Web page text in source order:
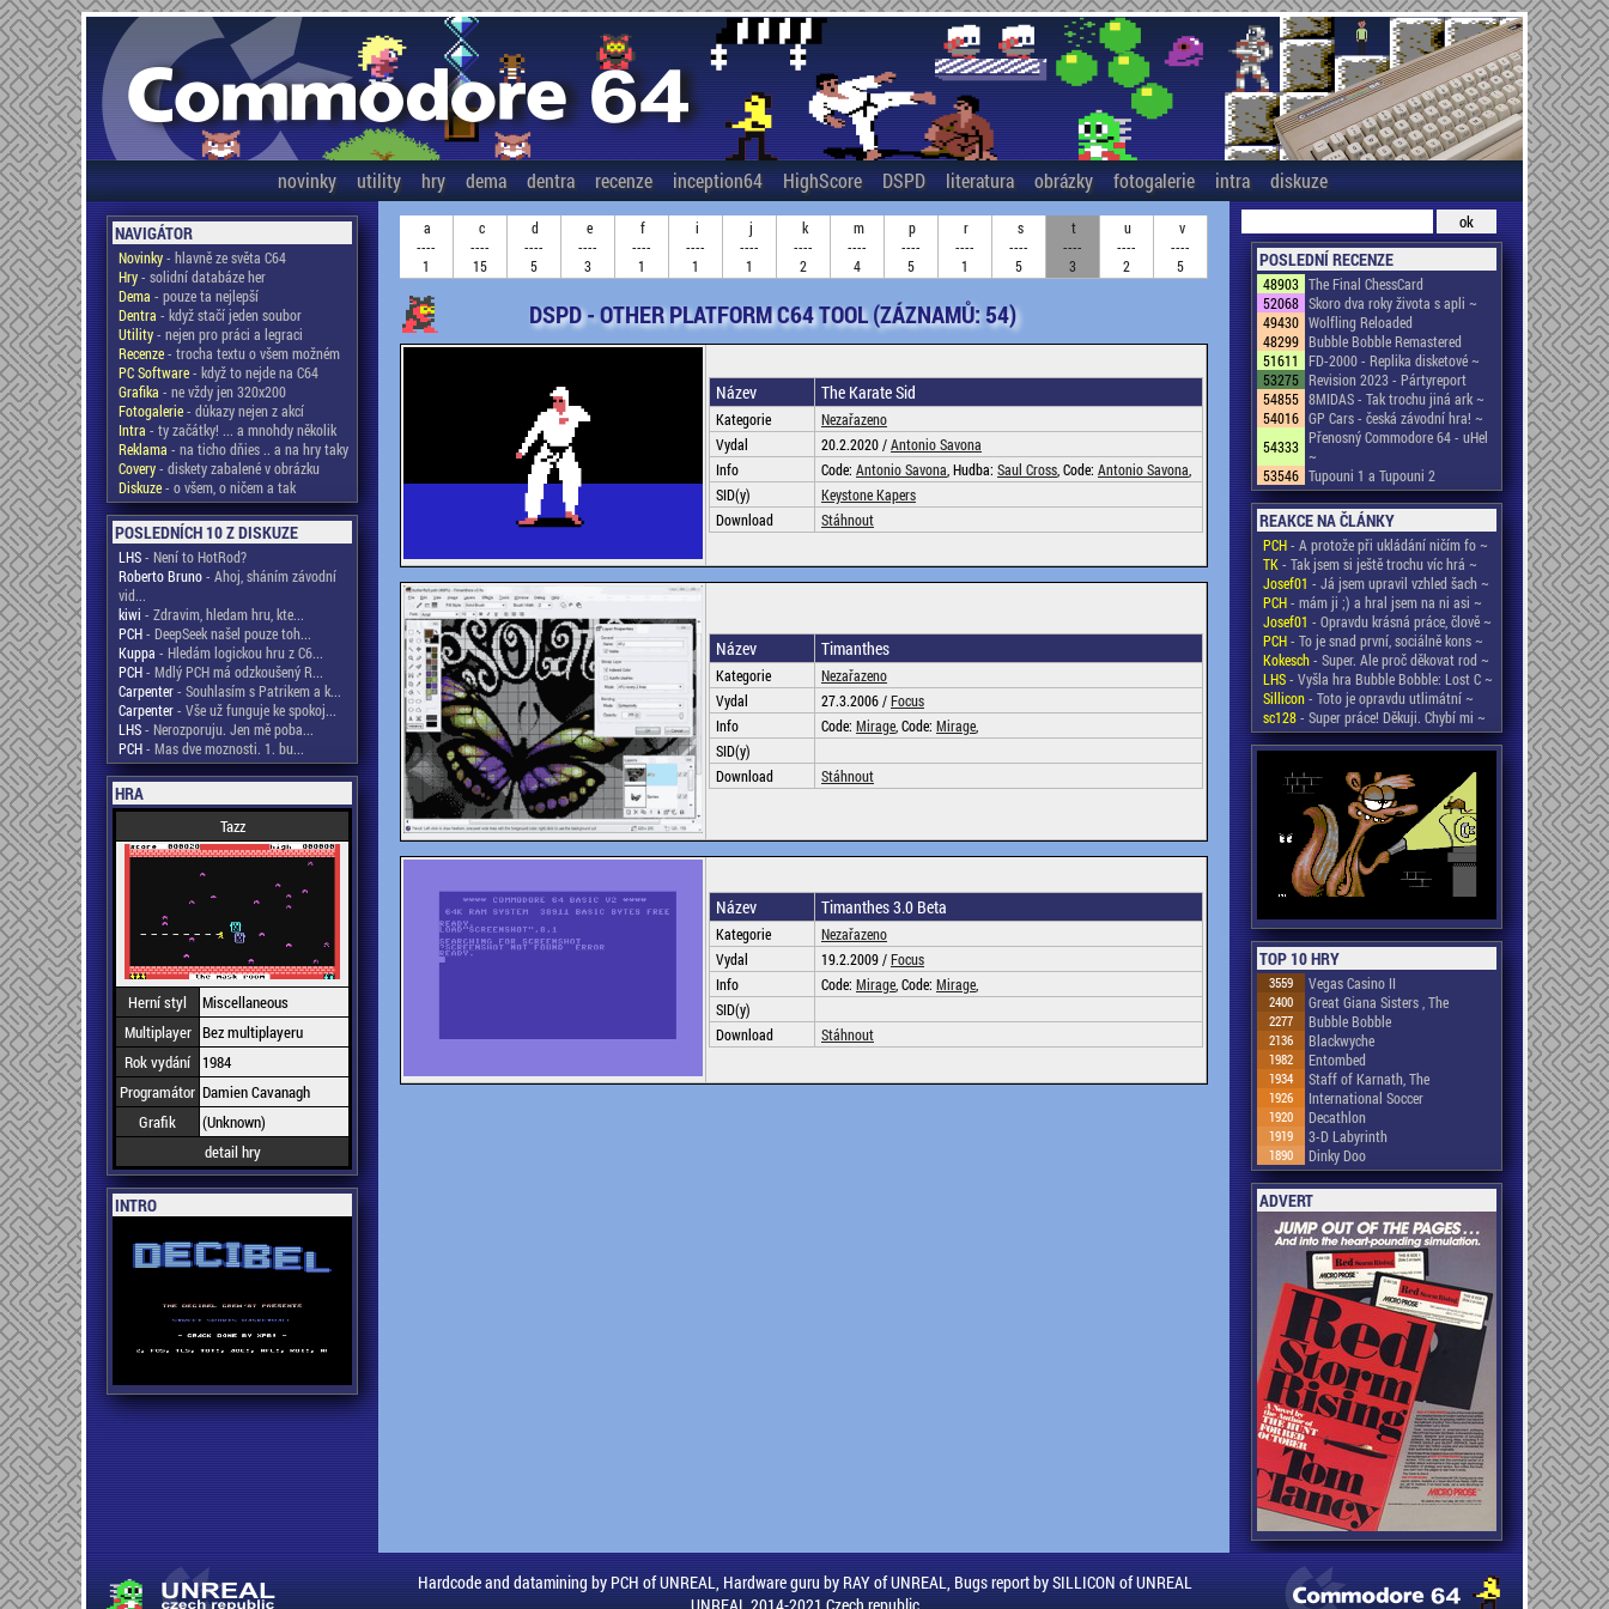
novinky utility hry dema dentra recenze inception64 HighScore DSPD literatura obrázky fotogalerie intra diskuze
NAVIGÁTOR
Novinky- hlavně ze světa C64
Hry- solidní databáze her
Dema - pouze ta nejlepší
Dentra - když stačí jeden soubor
Utility- nejen pro práci a legraci
Recenze- trocha textu o všem možném
PC Software- když to nejde na C64
Grafika - ne vždy jen 320x200
Fotogalerie- důkazy nejen z akcí
Intra - ty začátky! ... a mnohdy několik
Reklama - na ticho dňies .. a na hry taky
Covery- diskety zabalené v obrázku
Diskuze- o všem, o ničem a tak
POSLEDNÍCH 10 Z DISKUZE
LHS- Není to HotRod?
Roberto Bruno- Ahoj, sháním závodní
vid...
kiwi - Zdravim, hledam hru, kte...
PCH- DeepSeek našel pouze toh...
Kuppa - Hledám logickou hru z C6...
PCH- Mdlý PCH má odzkoušený R...
Carpenter- Souhlasím s Patrikem a k...
Carpenter- Vše už funguje ke spokoj...
LHS- Nerozporuju. Jen mě poba...
PCH- Mas dve moznosti. 1. bu...
HRA
Tazz
Herní styl
Miscellaneous
Multiplayer Bez multiplayeru
Rok vydání
1984
Programátor Damien Cavanagh
Grafik
(Unknown)
detail hry
INTRO
a
----
1
c
----
15
d
----
5
e
----
3
f
----
1
i
----
1
j
----
1
k
----
2
m
----
4
p
----
5
r
----
1
s
----
5
t
----
3
u
----
2
v
----
5
DSPD - OTHER PLATFORM C64 TOOL (ZÁZNAMŮ: 54)
Název The Karate Sid
Kategorie
Nezařazeno
Vydal
20.2.2020 /Antonio Savona
Info
Code: Antonio Savona , Hudba: Saul Cross , Code: Antonio Savona
SID(y)
Keystone Kapers
Download
Stáhnout
Název Timanthes
Kategorie
Nezařazeno
Vydal
27.3.2006 /Focus
Info
Code: Mirage , Code: Mirage
SID(y)
Download
Stáhnout
Název Timanthes 3.0 Beta
Kategorie
Nezařazeno
Vydal
19.2.2009 /Focus
Info
Code: Mirage , Code: Mirage
SID(y)
Download
Stáhnout
POSLEDNÍ RECENZE
48903 The Final ChessCard
52068 Skoro dva roky života s apli ~
49430 Wolfling Reloaded
48299 Bubble Bobble Remastered
51611
FD-2000 - Replika disketové ~
53275 Revision 2023 - Pártyreport
54855 8MIDAS - Tak trochu jiná ark ~
54016 GP Cars - česká závodní hra! ~
54333 Přenosný Commodore 64 - uHel
~
53546 Tupouni 1 a Tupouni 2
REAKCE NA ČLÁNKY
PCH- A protože při ukládání ničím fo ~
TK- Tak jsem si ještě trochu víc hrá ~
Josef01 - Já jsem upravil vzhled šach ~
PCH- mám ji ;) a hral jsem na ni asi ~
Josef01 - Opravdu krásná práce, člově ~
PCH- To je snad první, sociálně kons ~
Kokesch- Super. Ale proč děkovat rod ~
LHS- Vyšla hra Bubble Bobble: Lost C ~
Sillicon- Toto je opravdu utlimátní ~
sc128- Super práce! Děkuji. Chybí mi ~
TOP 10 HRY
3559 Vegas Casino II
2400 Great Giana Sisters , The
2277 Bubble Bobble
2136 Blackwyche
1982 Entombed
1934 Staff of Karnath, The
1926 International Soccer
1920 Decathlon
1919 3-D Labyrinth
1890 Dinky Doo
ADVERT
Hardcode and datamining by PCH of UNREAL, Hardware guru by RAY of UNREAL, Bugs report by SILLICON of UNREAL